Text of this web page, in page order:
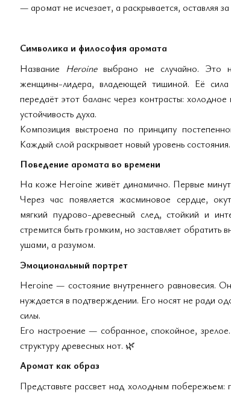
— аромат не исчезает, а раскрывается, оставляя
Символика и философия аромата
Название Heroineвыбрано не случайно. Это
женщины-лидера, владеющей тишиной. Её
передаёт этот баланс через контрасты:
устойчивость духа.
Композиция выстроена по принципу
Каждый слой раскрывает новый уровень состояния.
Поведение аромата во времени
На коже Heroine живёт динамично. Первые
Через час появляется жасминовое сердце,
мягкий пудрово-древесный след, стойкий и
стремится быть громким, но заставляет обратить
ушами, а разумом.
Эмоциональный портрет
Heroine — состояние внутреннего равновесия.
нуждается в подтверждении. Его носят не ради
силы.
Его настроение — собранное, спокойное,
структуру древесных нот. 🌿
Аромат как образ
Представьте рассвет над холодным побережьем: